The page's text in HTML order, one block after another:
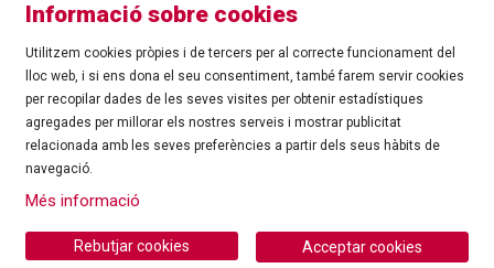
©Ajuntament de Roses| C/ Tarragona, 81 | 17480 ROSES
Tel.: 972 25 24 00 |cultura@roses.cat
Sitemap | Ús de Cookies
Informació sobre cookies
Utilitzem cookies pròpies i de tercers per al correcte funcionament del
lloc web, i si ens dona el seu consentiment, també farem servir cookies
per recopilar dades de les seves visites per obtenir estadístiques
agregades per millorar els nostres serveis i mostrar publicitat
relacionada amb les seves preferències a partir dels seus hàbits de
navegació.
Més informació
Acceptar cookies
Rebutjar cookies